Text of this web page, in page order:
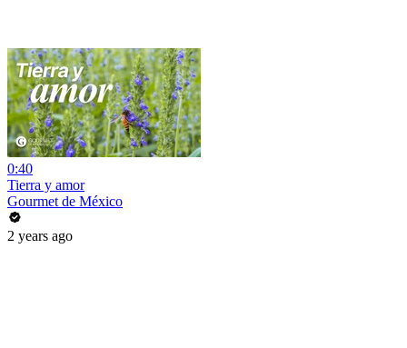
0:40
Tierra y amor
Gourmet de México
2 years ago